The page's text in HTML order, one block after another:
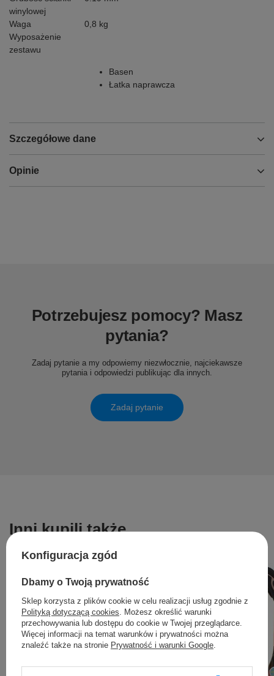
winylowej
Waga
0,8 kg
Wyposażenie
zestawu
Basen
Łatka naprawcza
Szczegółowe dane
Opinie
Potrzebujesz pomocy? Masz
pytania?
Zadaj pytanie a my odpowiemy niezwłocznie, najciekawsze
pytania i odpowiedzi publikując dla innych.
Zadaj pytanie
Inni kupili także ...
Konfiguracja zgód
Dbamy o Twoją prywatność
Sklep korzysta z plików cookie w celu realizacji usług zgodnie z
Polityką dotyczącą cookies. Możesz określić warunki
przechowywania lub dostępu do cookie w Twojej przeglądarce.
Więcej informacji na temat warunków i prywatności można
znaleźć także na stronie Prywatność i warunki Google.